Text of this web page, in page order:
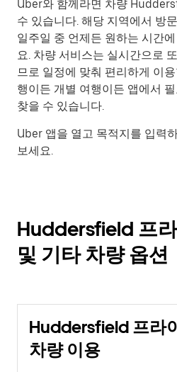
Uber와 함께라면 차량
수 있습니다. 해당 지역에서 방
일주일 중 언제든 원하는 시간
요. 차량 서비스는 실시간으로
므로 일정에 맞춰 편리하게 이
행이든 개별 여행이든 앱에서
찾을 수 있습니다.
Uber 앱을 열고 목적지를 입력
보세요.
Huddersfield 프
및 기타 차량 옵션
Huddersfield 프라
차량 이용